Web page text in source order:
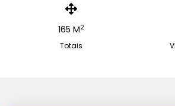
165 M2
Totais